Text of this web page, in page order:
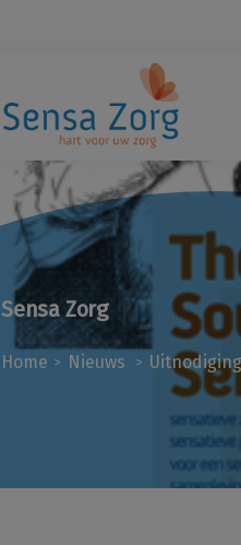
Sensa Zorg
Home > Nieuws >